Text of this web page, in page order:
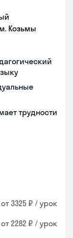
Козьмы
трудности
от 3325 ₽ / урок
от 2282 ₽ / урок